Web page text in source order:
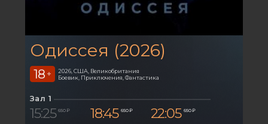
Одиссея (2026)
18 +
2026, США, Великобритания
Боевик, Приключения, Фантастика
Зал 1
15:25 650 ₽ 18:45 650 ₽ 22:05 650 ₽